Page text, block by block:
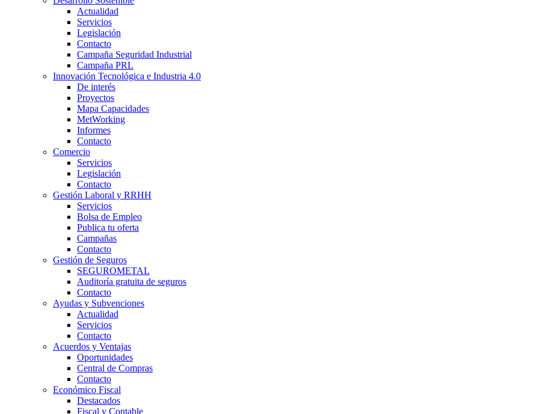
Actualidad
Servicios
Legislación
Contacto
Campaña Seguridad Industrial
Campaña PRL
Innovación Tecnológica e Industria 4.0
De interés
Proyectos
Mapa Capacidades
MetWorking
Informes
Contacto
Comercio
Servicios
Legislación
Contacto
Gestión Laboral y RRHH
Servicios
Bolsa de Empleo
Publica tu oferta
Campañas
Contacto
Gestión de Seguros
SEGUROMETAL
Auditoría gratuita de seguros
Contacto
Ayudas y Subvenciones
Actualidad
Servicios
Contacto
Acuerdos y Ventajas
Oportunidades
Central de Compras
Contacto
Económico Fiscal
Destacados
Fiscal y Contable